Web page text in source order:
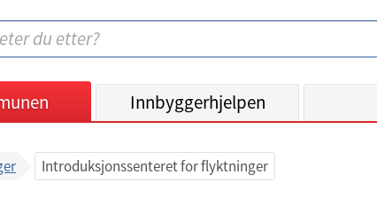
Innbyggerhjelpen
Introduksjonssenteret for flyktninger